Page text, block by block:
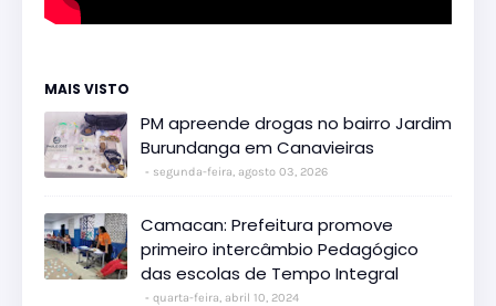
MAIS VISTO
PM apreende drogas no bairro Jardim
Burundanga em Canavieiras
segunda-feira, agosto 03, 2026
Camacan: Prefeitura promove
primeiro intercâmbio Pedagógico
das escolas de Tempo Integral
quarta-feira, abril 10, 2024